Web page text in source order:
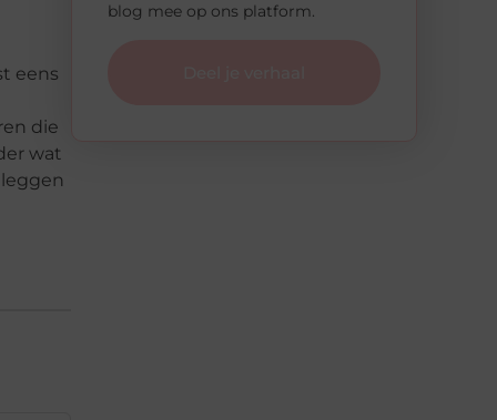
eens
die
wat
blog mee op ons platform.